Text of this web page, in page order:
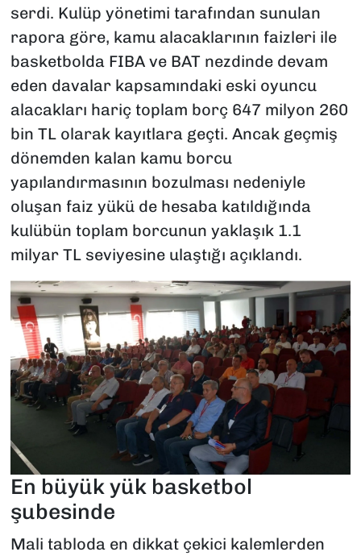
serdi. Kulüp yönetimi tarafından sunulan
rapora göre, kamu alacaklarının faizleri ile
basketbolda FIBA ve BAT nezdinde devam
eden davalar kapsamındaki eski oyuncu
alacakları hariç toplam borç 647 milyon 260
bin TL olarak kayıtlara geçti. Ancak geçmiş
dönemden kalan kamu borcu
yapılandırmasının bozulması nedeniyle
oluşan faiz yükü de hesaba katıldığında
kulübün toplam borcunun yaklaşık 1.1
milyar TL seviyesine ulaştığı açıklandı.
En büyük yük basketbol
şubesinde
Mali tabloda en dikkat çekici kalemlerden